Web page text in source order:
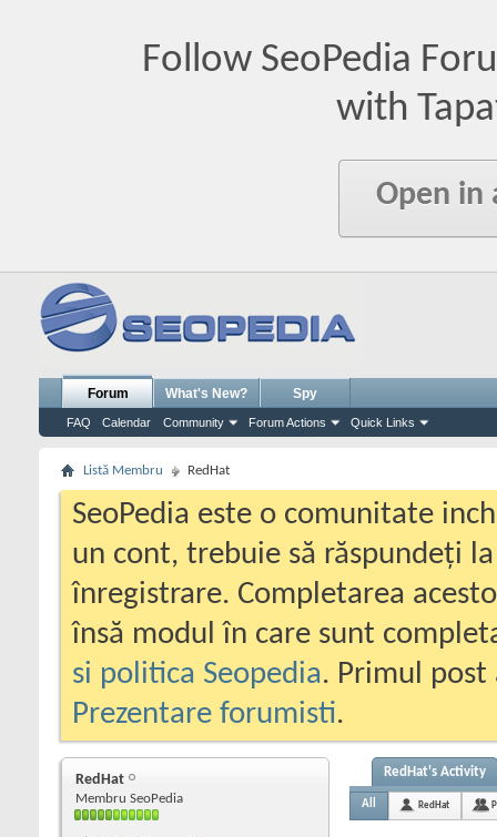
Follow SeoPedia
with
Open in
Forum
FAQ Calendar Community Forum Actions Quick Links
What's New? Spy
Listă Membru RedHat
SeoPedia este o comunitate
un cont, trebuie să răspundeți
înregistrare. Completarea
însă modul în care sunt
si politica Seopedia. Primul
Prezentare forumisti.
RedHat
Membru SeoPedia
RedHat's Activity
All RedHat